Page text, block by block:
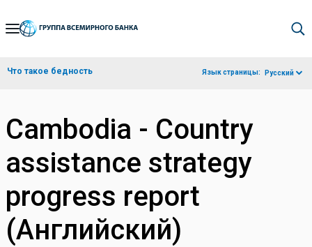
Skip
Navigation
Что такое бедность Язык страницы: Русский
Cambodia - Country
assistance strategy
progress report
(Английский)